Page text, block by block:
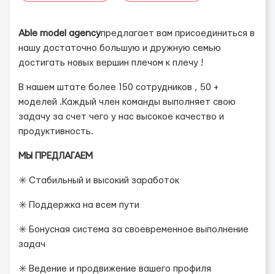
Able model agencyпредлагает вам присоединиться в
нашу достаточно большую и дружную семью
достигать новых вершин плечом к плечу !
В нашем штате более 150 сотрудников , 50 +
моделей .Каждый член команды выполняет свою
задачу за счет чего у нас высокое качество и
продуктивность.
МЫ ПРЕДЛАГАЕМ
✳️ Стабильный и высокий заработок
✳️ Поддержка на всем пути
✳️ Бонусная система за своевременное выполнение
задач
✳️ Ведение и продвижение вашего профиля